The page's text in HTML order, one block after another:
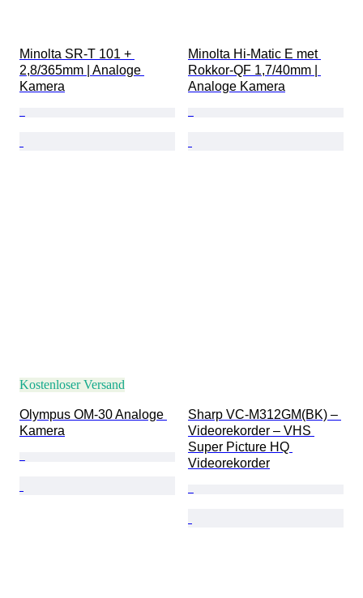
Minolta SR-T 101 +
2,8/365mm | Analoge
Kamera
Minolta Hi-Matic E met
Rokkor-QF 1,7/40mm |
Analoge Kamera
Kostenloser Versand
Olympus OM-30 Analoge
Kamera
Sharp VC-M312GM(BK) –
Videorekorder – VHS
Super Picture HQ
Videorekorder